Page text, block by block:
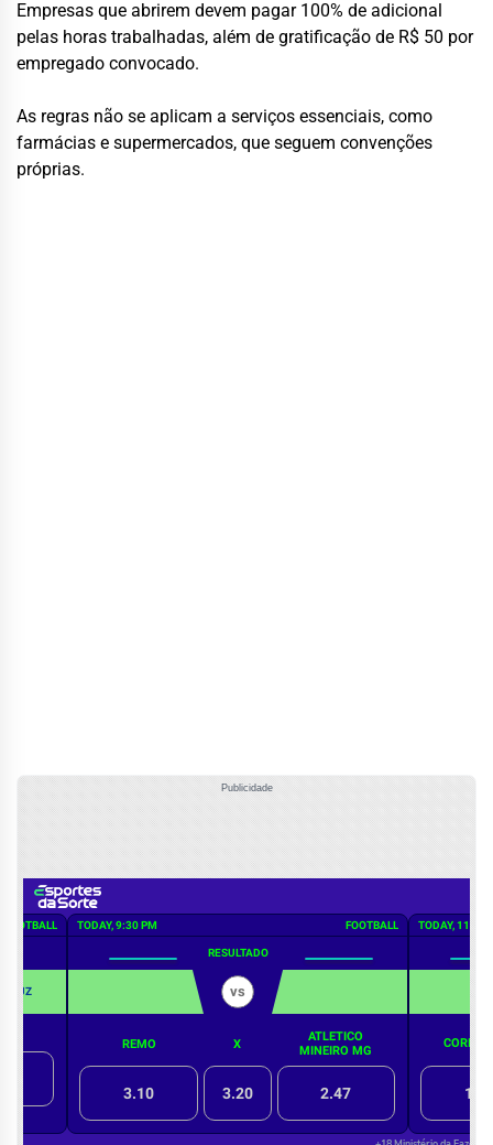
Empresas que abrirem devem pagar 100% de adicional
pelas horas trabalhadas, além de gratificação de R$ 50 por
empregado convocado.
As regras não se aplicam a serviços essenciais, como
farmácias e supermercados, que seguem convenções
próprias.
Publicidade